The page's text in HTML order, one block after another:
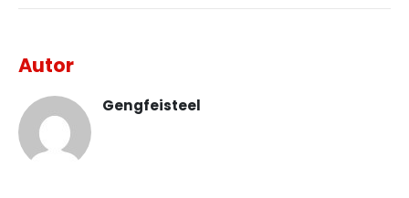
Autor
Gengfeisteel